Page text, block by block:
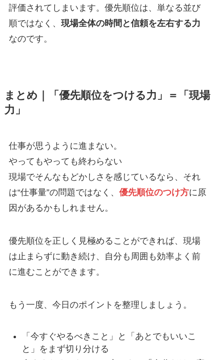
評価されてしまいます。優先順位は、単なる並び
順ではなく、 現場全体の時間と信頼を左右する力
なのです。
まとめ｜「優先順位をつける力」＝「現場
力」
仕事が思うように進まない。
やってもやっても終わらない
現場でそんなもどかしさを感じているなら、それ
は“仕事量”の問題ではなく、 優先順位のつけ方に原
因があるかもしれません。
優先順位を正しく見極めることができれば、現場
は止まらずに動き続け、自分も周囲も効率よく前
に進むことができます。
もう一度、今日のポイントを整理しましょう。
「今すぐやるべきこと」と「あとでもいいこ
と」をまず切り分ける